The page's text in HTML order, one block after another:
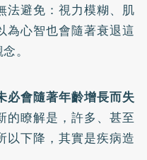
法避免：視力模糊、肌
為心智也會隨著衰退這
。
必會隨著年齡增長而失
的瞭解是，許多、甚至
以下降，其實是疾病造